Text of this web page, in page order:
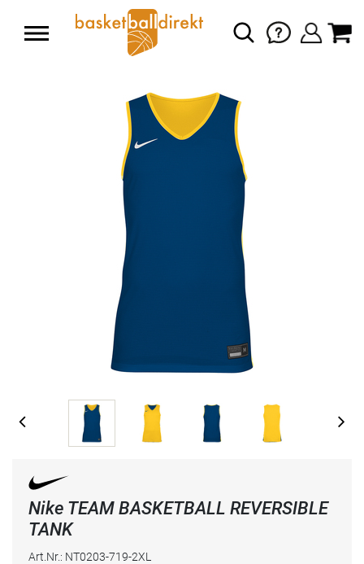
Nike TEAM BASKETBALL REVERSIBLE
TANK
Art.Nr.: NT0203-719-2XL